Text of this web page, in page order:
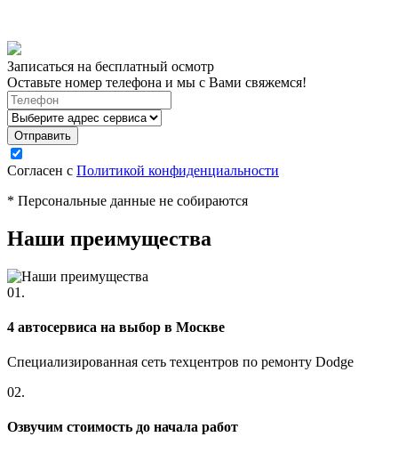
Записаться на бесплатный осмотр
Оставьте номер телефона и мы с Вами свяжемся!
Согласен с Политикой конфиденциальности
* Персональные данные не собираются
Наши преимущества
01.
4 автосервиса на выбор в Москве
Специализированная сеть техцентров по ремонту Dodge
02.
Озвучим стоимость до начала работ